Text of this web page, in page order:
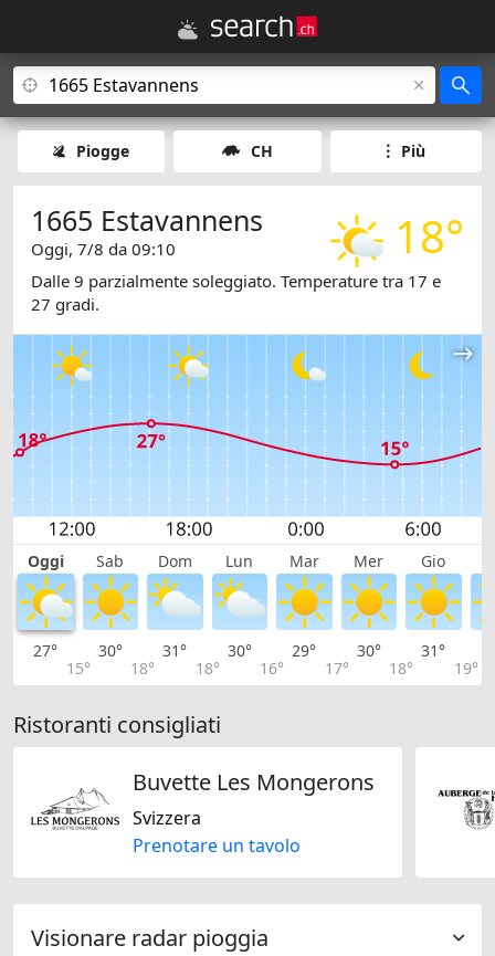
Piogge CH Più
18°
1665 Estavannens
Oggi, 7/8 da 09:10
Dalle 9 parzialmente soleggiato. Temperature tra 17 e
27 gradi.
Oggi Sab Dom Lun Mar Mer Gio
27°
15°
30°
18°
31°
18°
30°
16°
29°
17°
30°
18°
31°
19°
Ristoranti consigliati
Buvette Les Mongerons
Svizzera
Prenotare un tavolo
Visionare radar pioggia